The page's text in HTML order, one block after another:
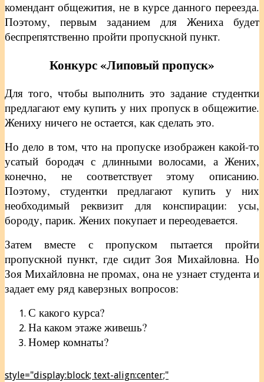
комендант общежития, не в курсе данного переезда.
Поэтому, первым заданием для Жениха будет
беспрепятственно пройти пропускной пункт.
Конкурс «Липовый пропуск»
Для того, чтобы выполнить это задание студентки
предлагают ему купить у них пропуск в общежитие.
Жениху ничего не остается, как сделать это.
Но дело в том, что на пропуске изображен какой-то
усатый бородач с длинными волосами, а Жених,
конечно, не соответствует этому описанию.
Поэтому, студентки предлагают купить у них
необходимый реквизит для конспирации: усы,
бороду, парик. Жених покупает и переодевается.
Затем вместе с пропуском пытается пройти
пропускной пункт, где сидит Зоя Михайловна. Но
Зоя Михайловна не промах, она не узнает студента и
задает ему ряд каверзных вопросов:
С какого курса?
На каком этаже живешь?
Номер комнаты?
style="display:block; text-align:center;"